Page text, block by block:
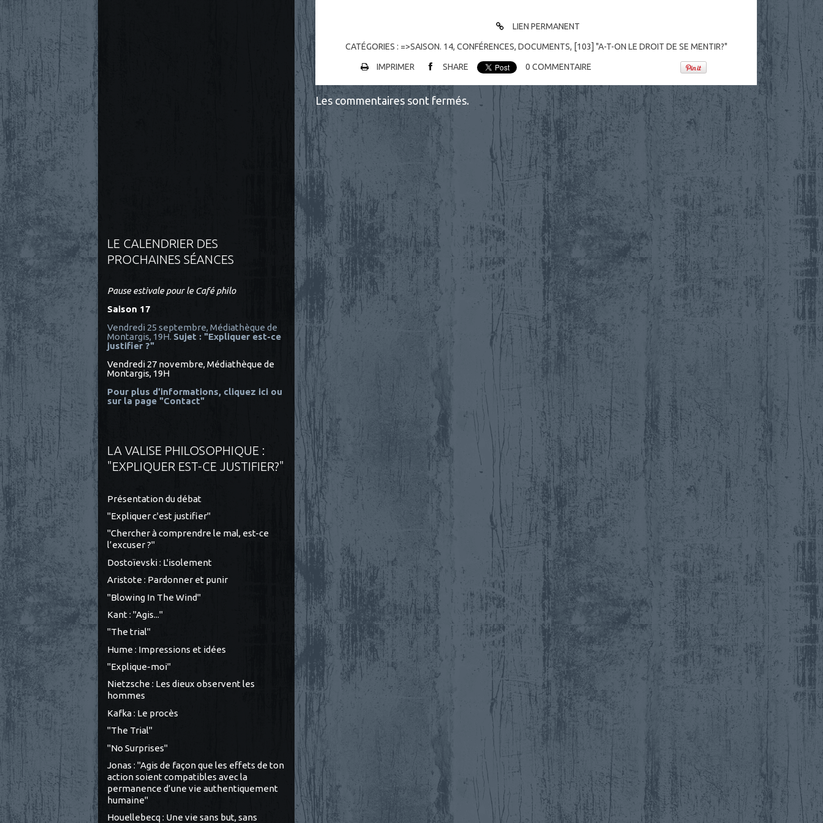
LE CALENDRIER DES
PROCHAINES SÉANCES
Pause estivale pour le Café philo
Saison 17
Vendredi 25 septembre, Médiathèque de
Montargis, 19H. Sujet : "Expliquer est-ce
justifier ?"
Vendredi 27 novembre, Médiathèque de
Montargis, 19H
Pour plus d'informations, cliquez ici ou
sur la page "Contact"
LA VALISE PHILOSOPHIQUE :
"EXPLIQUER EST-CE JUSTIFIER?"
Présentation du débat
"Expliquer c'est justifier"
"Chercher à comprendre le mal, est-ce
l’excuser ?"
Dostoïevski : L'isolement
Aristote : Pardonner et punir
"Blowing In The Wind"
Kant : "Agis..."
"The trial"
Hume : Impressions et idées
"Explique-moi"
Nietzsche : Les dieux observent les
hommes
Kafka : Le procès
"The Trial"
"No Surprises"
Jonas : "Agis de façon que les effets de ton
action soient compatibles avec la
permanence d’une vie authentiquement
humaine"
Houellebecq : Une vie sans but, sans
LIEN PERMANENT
CATÉGORIES : =>SAISON. 14, CONFÉRENCES, DOCUMENTS, [103] "A-T-ON LE DROIT DE SE MENTIR?"
IMPRIMER SHARE 0 COMMENTAIRE
Les commentaires sont fermés.